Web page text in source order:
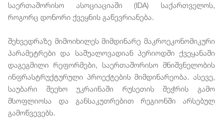
საერთაშორისო ასოციაციაში (IDA) საქართველოს,
როგორც დონორი ქვეყნის გაწევრიანება.
შეხვედრაზე მიმოიხილეს მიმდინარე მაკროეკონომიკური
პარამეტრები და საშუალოვადიან პერიოდში ქვეყანაში
დაგეგმილი რეფორმები, საერთაშორისო მნიშვნელობის
ინფრასტრუქტურული პროექტების მიმდინარეობა. ასევე,
საუბარი შეეხო უკრაინაში რუსეთის შეჭრის გამო
მსოფლიოსა და განსაკუთრებით რეგიონში არსებულ
გამოწვევებს.